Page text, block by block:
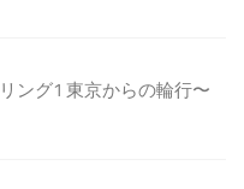
ング1 東京からの輪行〜